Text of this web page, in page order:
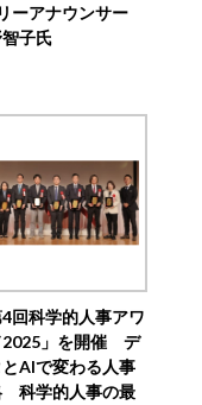
ーアナウンサー
子氏
4回科学的人事アワ
2025」を開催 デ
AIで変わる人事
科学的人事の最